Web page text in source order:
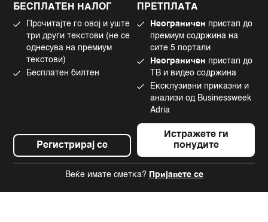
БЕСПЛАТЕН НАЛОГ
Прочитајте го овој и уште
три други текстови (не се
однесува на премиум
текстови)
Бесплатен билтен
Регистрирај се
ПРЕТПЛАТА
Неограничен пристап до
премиум содржина на
сите 5 портали
Неограничен пристап до
ТВ и видео содржина
Ексклузивни приказни и
анализи од Businessweek
Adria
Истражете ги
понудите
Веќе имате сметка? Пријавете се
Употреба на вештачка интелигенција
Tiktok
©2022 - 2026 Bloomberg L.P. All Rights Reserved. BLOOMBERG and the
BLOOMBERG logo are registered trademarks and service marks of
Bloomberg Finance L.P. or its subsidiaries, displayed with permission
Bloomberg Adria is a Mtel Swiss SA Property
News CMS by Cubes